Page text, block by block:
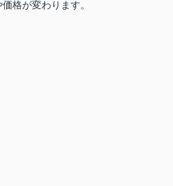
格が変わります。